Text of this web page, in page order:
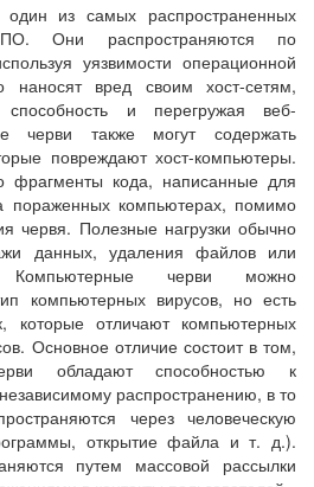
из самых распространенных
ПО. Они распространяются по
уязвимости операционной
вред своим хост-сетям,
способность и перегружая веб-
черви также могут содержать
повреждают хост-компьютеры.
фрагменты кода, написанные для
пораженных компьютерах, помимо
червя. Полезные нагрузки обычно
данных, удаления файлов или
Компьютерные черви можно
компьютерных вирусов, но есть
которые отличают компьютерных
Основное отличие состоит в том,
обладают способностью к
распространению, в то
через человеческую
открытие файла и т. д.).
путем массовой рассылки